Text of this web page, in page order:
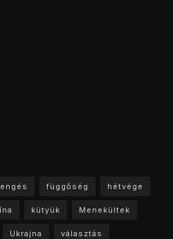
függőség hétvége
kütyük Menekültek
Ukrajna választás